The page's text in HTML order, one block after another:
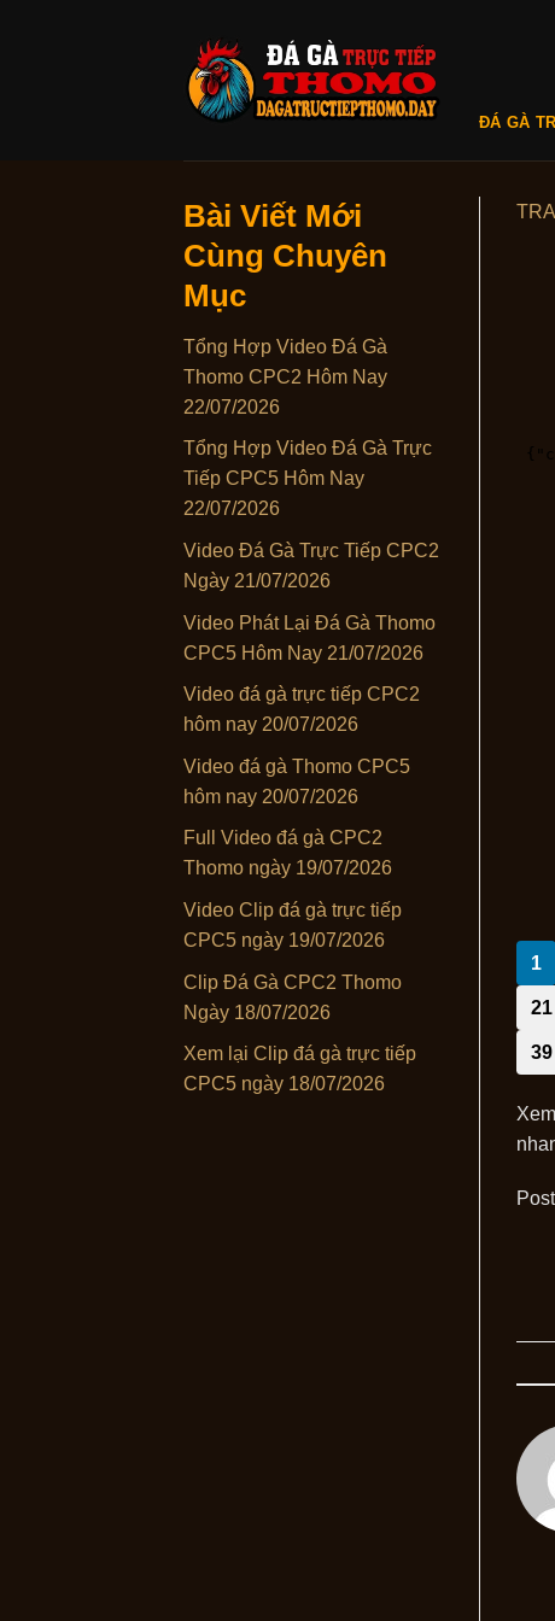
ĐÁ GÀ
Bài Viết Mới
Cùng Chuyên
Mục
Tổng Hợp Video Đá Gà
Thomo CPC2 Hôm Nay
22/07/2026
Tổng Hợp Video Đá Gà Trực
Tiếp CPC5 Hôm Nay
22/07/2026
Video Đá Gà Trực Tiếp CPC2
Ngày 21/07/2026
Video Phát Lại Đá Gà Thomo
CPC5 Hôm Nay 21/07/2026
Video đá gà trực tiếp CPC2
hôm nay 20/07/2026
Video đá gà Thomo CPC5
hôm nay 20/07/2026
Full Video đá gà CPC2
Thomo ngày 19/07/2026
Video Clip đá gà trực tiếp
CPC5 ngày 19/07/2026
Clip Đá Gà CPC2 Thomo
Ngày 18/07/2026
Xem lại Clip đá gà trực tiếp
CPC5 ngày 18/07/2026
1
21
39